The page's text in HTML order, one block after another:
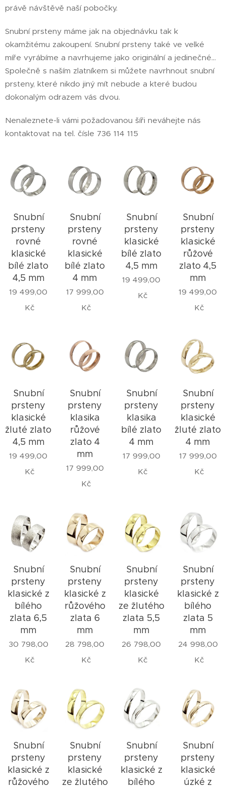
právě návštěvě naší pobočky.
Snubní prsteny máme jak na objednávku tak k
okamžitému zakoupení. Snubní prsteny také ve velké
míře vyrábíme a navrhujeme jako originální a jedinečné...
Společně s naším zlatníkem si můžete navrhnout snubní
prsteny, které nikdo jiný mít nebude a které budou
dokonalým odrazem vás dvou.
Nenaleznete-li vámi požadovanou šíři neváhejte nás
kontaktovat na tel. čísle 736 114 115
Snubní
prsteny
rovné
klasické
bílé zlato
4,5 mm
19 499,00
Kč
Snubní
prsteny
rovné
klasické
bílé zlato
4 mm
17 999,00
Kč
Snubní
prsteny
klasické
bílé zlato
4,5 mm
19 499,00
Kč
Snubní
prsteny
klasické
růžové
zlato 4,5
mm
19 499,00
Kč
Snubní
prsteny
klasické
žluté zlato
4,5 mm
19 499,00
Kč
Snubní
prsteny
klasika
růžové
zlato 4
mm
17 999,00
Kč
Snubní
prsteny
klasika
bílé zlato
4 mm
17 999,00
Kč
Snubní
prsteny
klasické
žluté zlato
4 mm
17 999,00
Kč
Snubní
prsteny
klasické z
bílého
zlata 6,5
mm
30 798,00
Kč
Snubní
prsteny
klasické z
růžového
zlata 6
mm
28 798,00
Kč
Snubní
prsteny
klasické
ze žlutého
zlata 5,5
mm
26 798,00
Kč
Snubní
prsteny
klasické z
bílého
zlata 5
mm
24 998,00
Kč
Snubní
prsteny
klasické z
růžového
Snubní
prsteny
klasické
ze žlutého
Snubní
prsteny
klasické z
bílého
Snubní
prsteny
klasické
úzké z